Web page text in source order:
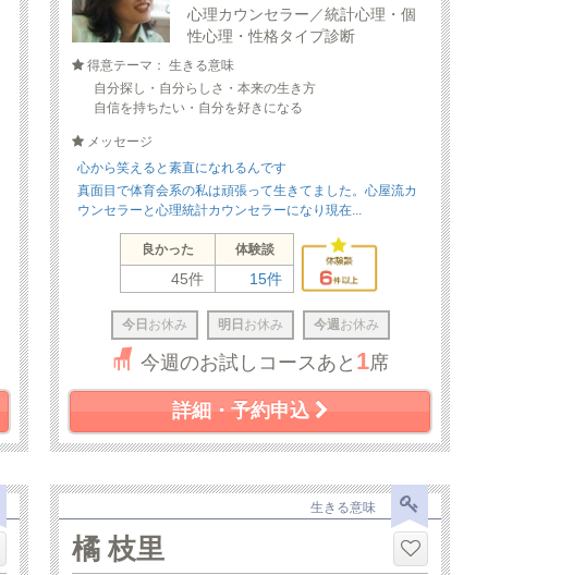
心理カウンセラー／統計心理・個
性心理・性格タイプ診断
得意テーマ： 生きる意味
自分探し・自分らしさ・本来の生き方
自信を持ちたい・自分を好きになる
メッセージ
心から笑えると素直になれるんです
真面目で体育会系の私は頑張って生きてました。心屋流カ
ウンセラーと心理統計カウンセラーになり現在...
良かった 体験談
45件 15件
今日 お休み 明日 お休み 今週 お休み
今週のお試しコースあと 1席
詳細・予約申込
生きる意味
橘 枝里